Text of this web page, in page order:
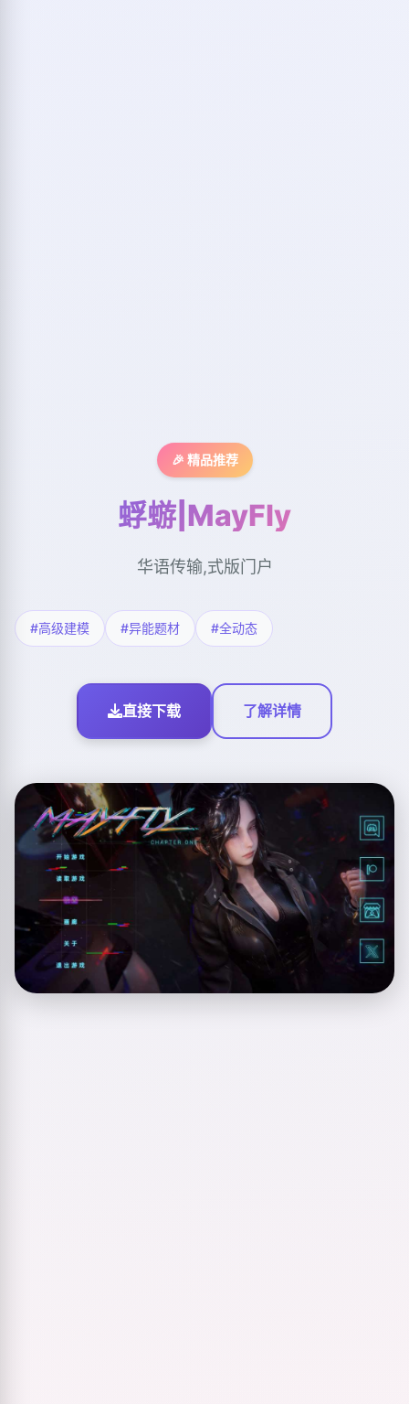
🎉 精品推荐
蜉蝣|MayFly
华语传输,式版门户
#高级建模 #异能题材 #全动态
直接下载 了解详情